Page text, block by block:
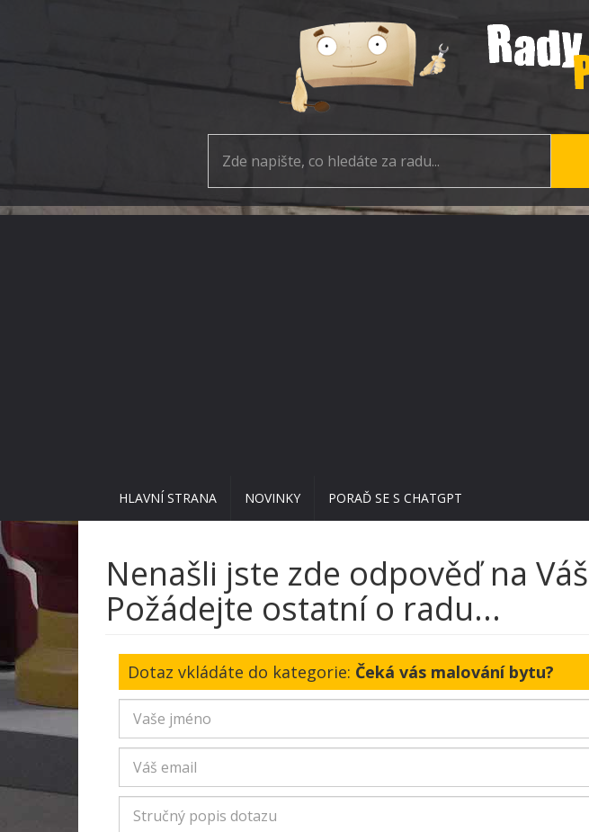
HLAVNÍ STRANA NOVINKY PORAĎ SE S CHATGPT
Nenašli jste zde odpověď na
Požádejte ostatní o radu...
Dotaz vkládáte do kategorie: Čeká vás malování bytu?